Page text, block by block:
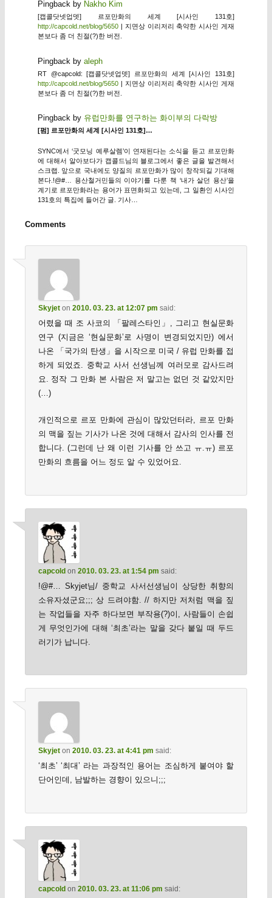
Pingback by Nakho Kim
[캡콜닷넷업뎃] 르포만화의 세계 [시사인 131호]
http://capcold.net/blog/5650| 지면상 이리저리 축약한 시사인 게재
본보다 좀 더 친절(?)한 버전.
Pingback by aleph
RT @capcold: [캡콜닷넷업뎃] 르포만화의 세계 [시사인 131호]
http://capcold.net/blog/5650| 지면상 이리저리 축약한 시사인 게재
본보다 좀 더 친절(?)한 버전.
Pingback by 유럽만화를 연구하는 화이부의 다락방
[펌] 르포만화의 세계 [시사인 131호]…
SYNC에서 ‘굿모닝 예루살렘’이 연재된다는 소식을 듣고 르포만화
에 대해서 알아보다가 캡콜드님의 블로그에서 좋은 글을 발견해서
스크랩. 앞으로 국내에도 양질의 르포만화가 많이 창작되길 기대해
본다.!@#… 용산철거민들의 이야기를 다룬 책 ‘내가 살던 용산’을
계기로 르포만화라는 용어가 표면화되고 있는데, 그 일환인 시사인
131호의 특집에 들어간 글. 기사…
Comments
Skyjeton 2010. 03. 23. at 12:07 pm said:
어렸을 때 조 사코의 「팔레스타인」, 그리고 현실문화
연구 (지금은 ‘현실문화’로 사명이 변경되었지만) 에서
나온 「국가의 탄생」을 시작으로 미국 / 유럽 만화를 접
하게 되었죠. 중학교 사서 선생님께 여러모로 감사드려
요. 정작 그 만화 본 사람은 저 말고는 없던 것 같았지만
(…)
개인적으로 르포 만화에 관심이 많았던터라, 르포 만화
의 맥을 짚는 기사가 나온 것에 대해서 감사의 인사를 전
합니다. (그런데 난 왜 이런 기사를 안 쓰고 ㅠ.ㅠ) 르포
만화의 흐름을 어느 정도 알 수 있었어요.
capcoldon 2010. 03. 23. at 1:54 pm said:
!@#… Skyjet님/ 중학교 사서선생님이 상당한 취향의
소유자셨군요;;; 상 드려야함. // 하지만 저처럼 맥을 짚
는 작업들을 자주 하다보면 부작용(?)이, 사람들이 손쉽
게 무엇인가에 대해 ‘최초’라는 말을 갖다 붙일 때 두드
러기가 납니다.
Skyjeton 2010. 03. 23. at 4:41 pm said:
‘최초’ ‘최대’ 라는 과장적인 용어는 조심하게 붙여야 할
단어인데, 남발하는 경향이 있으니;;;
capcoldon 2010. 03. 23. at 11:06 pm said: